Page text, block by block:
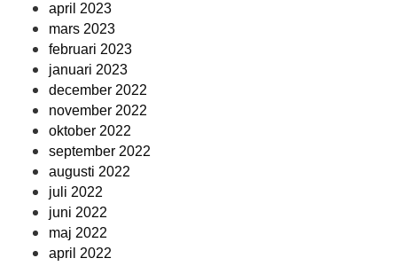
april 2023
mars 2023
februari 2023
januari 2023
december 2022
november 2022
oktober 2022
september 2022
augusti 2022
juli 2022
juni 2022
maj 2022
april 2022